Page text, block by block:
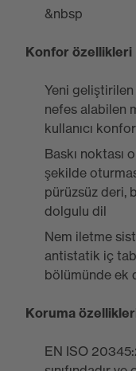
&nbsp
Konfor özellikleri
Yeni
nefes alabilen
kullanıcı
Baskı noktası
şekilde
pürüzsüz deri,
dolgulu dil
Nem iletme
antistatik iç
bölümünde ek
Koruma
EN ISO